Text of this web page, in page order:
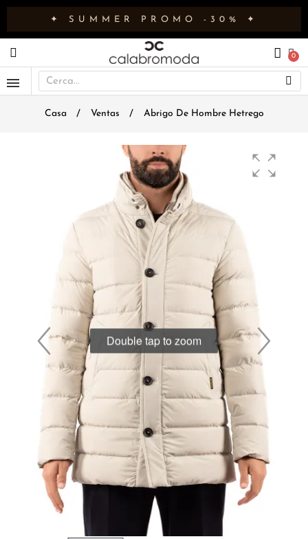
✦ SUMMER PROMO -30% ✦
Casa Ventas Abrigo De Hombre Hetrego
Double tap to zoom